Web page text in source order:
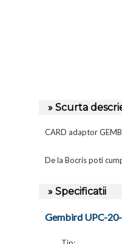
» Scurta
CARD adaptor
De la Bocris poti
» Specificatii
Gembird UPC-